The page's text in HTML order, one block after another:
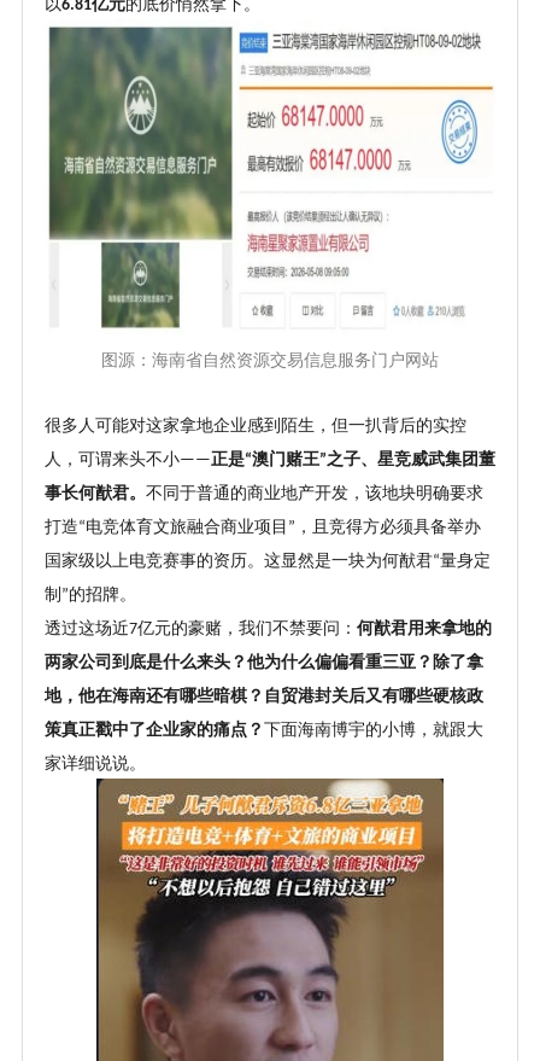
以6.81亿元的底价悄然拿下。
图源：海南省自然资源交易信息服务门户网站
很多人可能对这家拿地企业感到陌生，但一扒背后的实控
人，可谓来头不小——正是“澳门赌王”之子、星竞威武集团董
事长何猷君。 不同于普通的商业地产开发，该地块明确要求
打造“电竞体育文旅融合商业项目 ” ，且竞得方必须具备举办
国家级以上电竞赛事的资历。这显然是一块为何猷君“量身定
制 ”的招牌。
透过这场近7亿元的豪赌，我们不禁要问： 何猷君用来拿地的
两家公司到底是什么来头？ 他为什么偏偏看重三亚？ 除了拿
地，他在海南还有哪些暗棋？ 自贸港封关后又有哪些硬核政
策真正戳中了企业家的痛点？ 下面海南博宇的小博，就跟大
家详细说说。